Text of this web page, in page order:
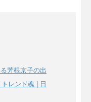
芳根京子の出
レンド魂 | 日